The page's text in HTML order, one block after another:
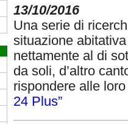
13/10/2016
Una serie di
situazione
nettamente al di
da soli, d’altro
rispondere alle
24 Plus”